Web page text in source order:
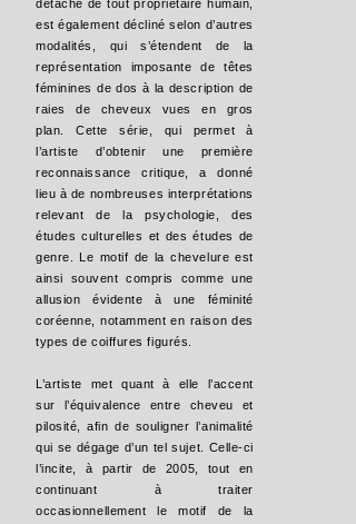
détaché de tout propriétaire humain,
est également décliné selon d’autres
modalités, qui s’étendent de la
représentation imposante de têtes
féminines de dos à la description de
raies de cheveux vues en gros
plan. Cette série, qui permet à
l’artiste d’obtenir une première
reconnaissance critique, a donné
lieu à de nombreuses interprétations
relevant de la psychologie, des
études culturelles et des études de
genre. Le motif de la chevelure est
ainsi souvent compris comme une
allusion évidente à une féminité
coréenne, notamment en raison des
types de coiffures figurés.
L’artiste met quant à elle l’accent
sur l’équivalence entre cheveu et
pilosité, afin de souligner l’animalité
qui se dégage d’un tel sujet. Celle-ci
l’incite, à partir de 2005, tout en
continuant à traiter
occasionnellement le motif de la